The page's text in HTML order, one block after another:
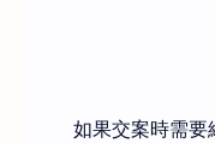
如果交案時需要